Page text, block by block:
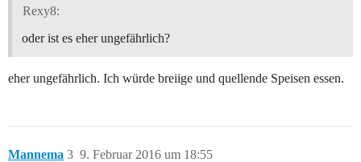
Rexy8:
oder ist es eher ungefährlich?
eher ungefährlich. Ich würde breiige und quellende Speisen essen.
Mannema 9. Februar 2016 um 18:55
3